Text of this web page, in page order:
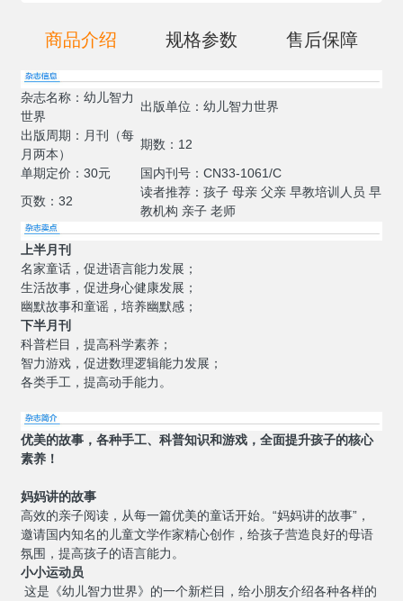
商品介绍 规格参数 售后保障
杂志名称：幼儿智力
世界
出版单位：幼儿智力世界
出版周期：月刊（每
月两本）
期数：12
单期定价：30元
国内刊号：CN33-1061/C
页数：32
读者推荐：孩子 母亲 父亲 早教培训人员 早
教机构 亲子 老师
上半月刊
名家童话，促进语言能力发展；
生活故事，促进身心健康发展；
幽默故事和童谣，培养幽默感；
下半月刊
科普栏目，提高科学素养；
智力游戏，促进数理逻辑能力发展；
各类手工，提高动手能力。
优美的故事，各种手工、科普知识和游戏，全面提升孩子的核心
素养！
妈妈讲的故事
高效的亲子阅读，从每一篇优美的童话开始。“妈妈讲的故事” ，
邀请国内知名的儿童文学作家精心创作，给孩子营造良好的母语
氛围，提高孩子的语言能力。
小小运动员
这是《幼儿智力世界》的一个新栏目，给小朋友介绍各种各样的